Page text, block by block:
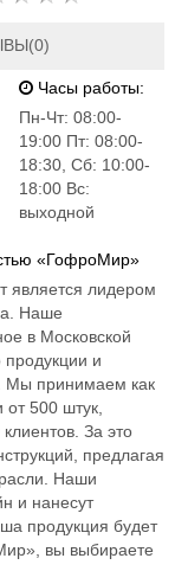
Часы работы:
Пн-Чт: 08:00-
19:00 Пт: 08:00-
18:30, Сб: 10:00-
18:00 Вс:
выходной
«ГофроМир»
является лидером
Наше
в Московской
продукции и
Мы принимаем как
500 штук,
За это
предлагая
Наши
и нанесут
продукция будет
вы выбираете